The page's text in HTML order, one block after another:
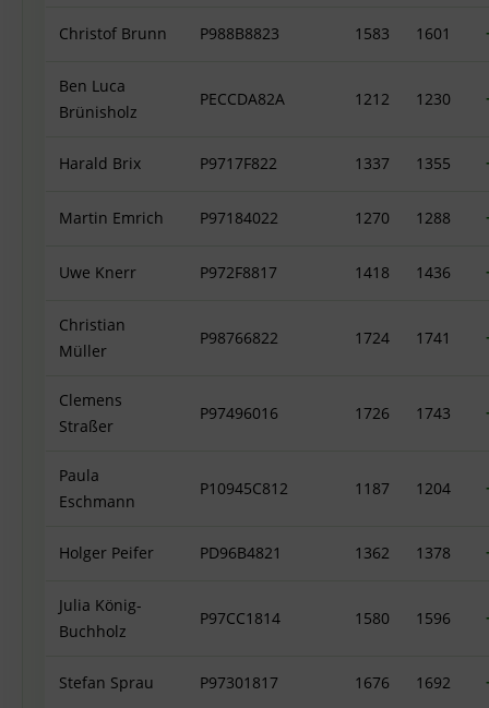
Christof Brunn P988B8823 1583 1601
Ben Luca
Brünisholz
PECCDA82A 1212 1230
Harald Brix P9717F822 1337 1355
Martin Emrich P97184022 1270 1288
Uwe Knerr P972F8817 1418 1436
Christian
Müller
P98766822 1724 1741
Clemens
Straßer
P97496016 1726 1743
Paula
Eschmann
P10945C812 1187 1204
Holger Peifer PD96B4821 1362 1378
Julia König-
Buchholz
P97CC1814 1580 1596
Stefan Sprau P97301817 1676 1692